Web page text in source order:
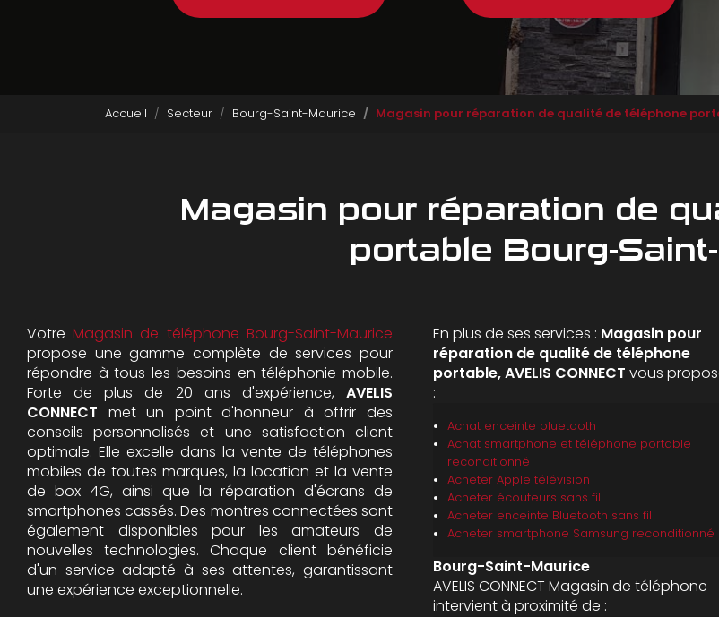
Accueil Secteur Bourg-Saint-Maurice Magasin pour réparation de qualité de téléphone
Magasin pour réparation de
portable Bourg-
Votre Magasin de téléphone Bourg-Saint-Maurice
propose une gamme complète de services pour
répondre à tous les besoins en téléphonie mobile.
Forte de plus de 20 ans d'expérience, AVELIS
CONNECT met un point d'honneur à offrir des
conseils personnalisés et une satisfaction client
optimale. Elle excelle dans la vente de téléphones
mobiles de toutes marques, la location et la vente
de box 4G, ainsi que la réparation d'écrans de
smartphones cassés. Des montres connectées sont
également disponibles pour les amateurs de
nouvelles technologies. Chaque client bénéficie
d'un service adapté à ses attentes, garantissant
une expérience exceptionnelle.
En plus de ses services : Magasin pour
réparation de qualité de téléphone
portable, AVELIS CONNECT vous
:
Achat enceinte bluetooth
Achat smartphone et téléphone portable
reconditionné
Acheter Apple télévision
Acheter écouteurs sans fil
Acheter enceinte Bluetooth sans fil
Acheter smartphone Samsung reconditionné
Bourg-Saint-Maurice
AVELIS CONNECT Magasin de téléphone
intervient à proximité de :